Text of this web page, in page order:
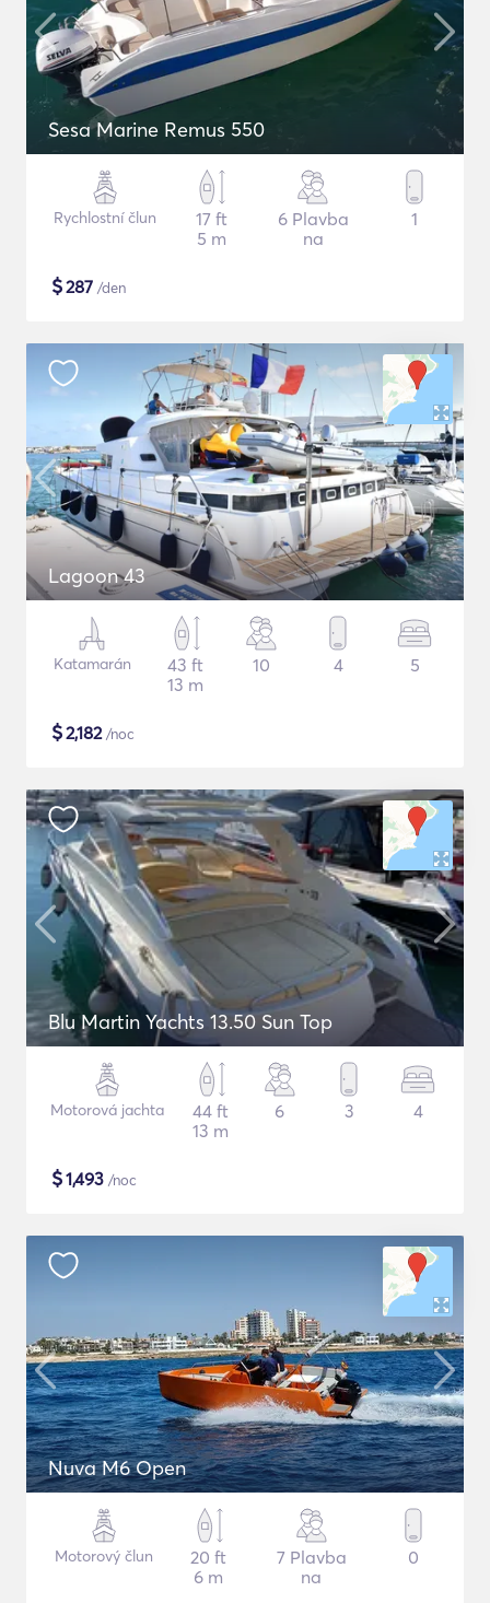
Sesa Marine Remus 550
Rychlostní člun
17 ft
5 m
6 Plavba
na
1
$287 /den
Lagoon 43
Katamarán
43 ft
13 m
10 4 5
$2,182/noc
Blu Martin Yachts 13.50 Sun Top
Motorová jachta
44 ft
13 m
6 3 4
$1,493 /noc
Nuva M6 Open
Motorový člun
20 ft
6 m
7 Plavba
na
0